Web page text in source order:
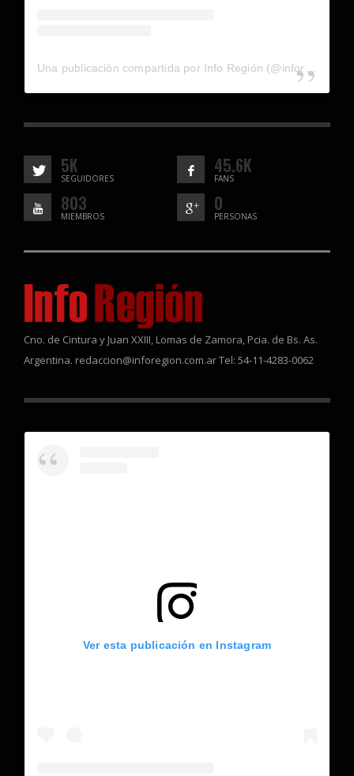
Una publicación compartida por Info Región (@inforegion_redes)
5K
SEGUIDORES
45.6K
FANS
803
MIEMBROS
0
PERSONAS
Cno. de Cintura y Juan XXIII, Lomas de Zamora, Pcia. de Bs. As.
Argentina. redaccion@inforegion.com.ar Tel: 54-11-4283-0062
Ver esta publicación en Instagram